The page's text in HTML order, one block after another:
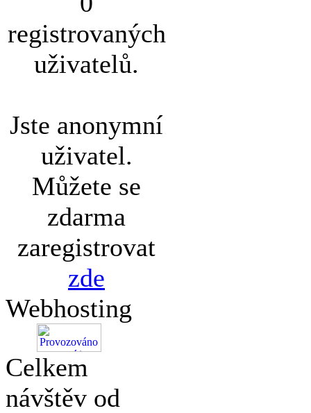
registrovaných
uživatelů.
Jste anonymní
uživatel.
Můžete se
zdarma
zaregistrovat
zde
Webhosting
Celkem
návštěv od